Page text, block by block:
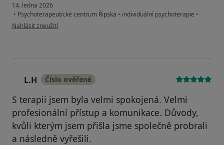
14. ledna 2026
• Psychoterapeutické centrum Řipská • individuální psychoterapie •
podle názoru uživatele Ondřej
Nahlásit zneužití
L.H Číslo ověřené
S terapii jsem byla velmi spokojená. Velmi
profesionální přístup a komunikace. Důvody,
kvůli kterým jsem přišla jsme společně probrali
a následně vyřešili.